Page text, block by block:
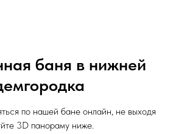
баня в нижней
по нашей бане онлайн, не выходя
3D панораму ниже.